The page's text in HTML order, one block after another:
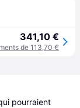
341,10 €
de 113,70 €
pourraient